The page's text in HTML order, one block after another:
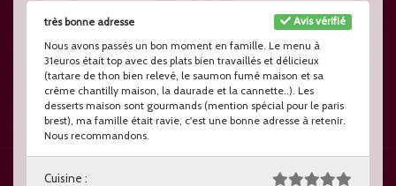
Avis vérifié
très bonne adresse
Nous avons passés un bon moment en famille. Le menu à
31euros était top avec des plats bien travaillés et délicieux
(tartare de thon bien relevé, le saumon fumé maison et sa
crème chantilly maison, la daurade et la cannette..). Les
desserts maison sont gourmands (mention spécial pour le paris
brest), ma famille était ravie, c'est une bonne adresse à retenir.
Nous recommandons.
Cuisine :